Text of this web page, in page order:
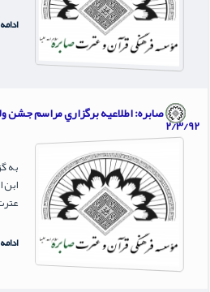
صابره: اطلاعيه برگزاري مراسم جشن
2/3/92
به